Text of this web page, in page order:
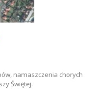
namaszczenia chorych
Świętej.